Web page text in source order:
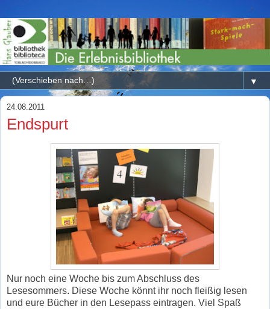
▼
24.08.2011
Endspurt
Nur noch eine Woche bis zum Abschluss des
Lesesommers. Diese Woche könnt ihr noch fleißig lesen
und eure Bücher in den Lesepass eintragen. Viel Spaß